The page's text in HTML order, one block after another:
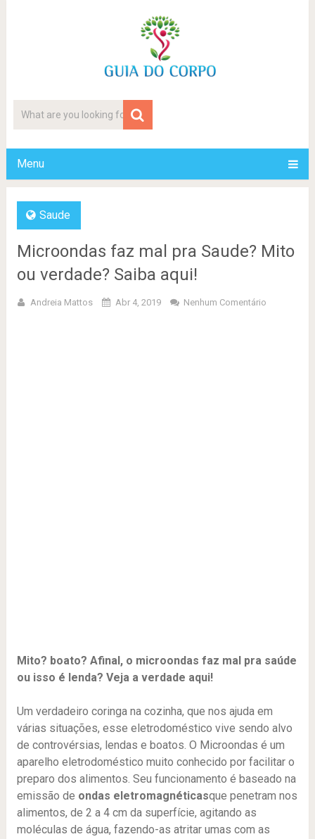
Menu
Saude
Microondas faz mal pra Saude? Mito
ou verdade? Saiba aqui!
Andreia Mattos Abr 4, 2019 Nenhum Comentário
Mito? boato? Afinal, o microondas faz mal pra saúde
ou isso é lenda? Veja a verdade aqui!
Um verdadeiro coringa na cozinha, que nos ajuda em
várias situações, esse eletrodoméstico vive sendo alvo
de controvérsias, lendas e boatos. O Microondas é um
aparelho eletrodoméstico muito conhecido por facilitar o
preparo dos alimentos. Seu funcionamento é baseado na
emissão de ondas eletromagnéticasque penetram nos
alimentos, de 2 a 4 cm da superfície, agitando as
moléculas de água, fazendo-as atritar umas com as